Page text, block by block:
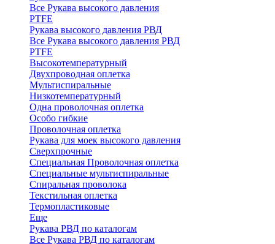
Все Рукава высокого давления
PTFE
Рукава высокого давления РВД
Все Рукава высокого давления РВД
PTFE
Высокотемпературный
Двухпроводная оплетка
Мультиспиральные
Низкотемпературный
Одна проволочная оплетка
Особо гибкие
Проволочная оплетка
Рукава для моек высокого давления
Сверхпрочные
Специальная Проволочная оплетка
Специальные мультиспиральные
Спиральная проволока
Текстильная оплетка
Термопластиковые
Еще
Рукава РВД по каталогам
Все Рукава РВД по каталогам